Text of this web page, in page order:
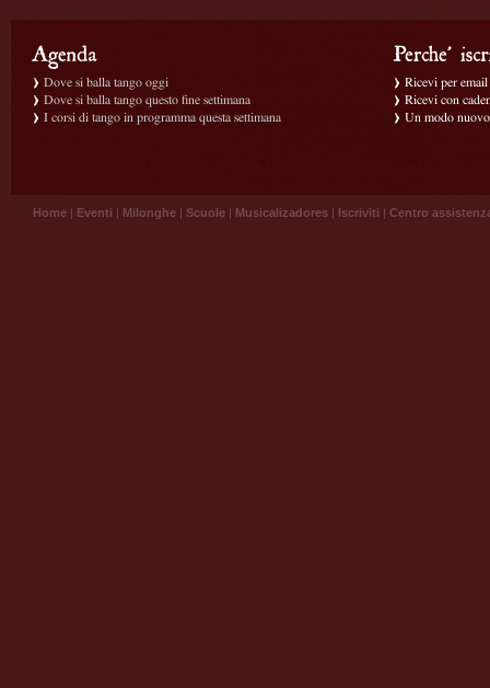
Dove si balla tango oggi
Dove si balla tango questo fine settimana
I corsi di tango in programma questa settimana
Ricevi per
Ricevi con
Un modo
Home | Eventi | Milonghe | Scuole | Musicalizadores | Iscriviti | Centro